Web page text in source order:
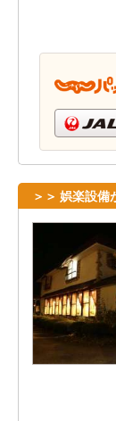
＞＞ 娯楽設備